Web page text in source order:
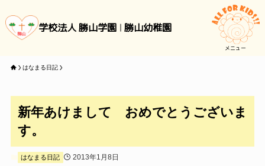
学校法人 勝山学園 勝山幼稚園
メニュー
はなまる日記
新年あけまして おめでとうございま
す。
はなまる日記 2013年1月8日